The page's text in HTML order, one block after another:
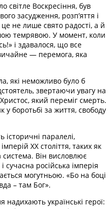
світле Воскресіння, був
засудження, розп’яття і
не лише свято радості, а й
темрявою. У момент, коли
і здавалося, що все
— перемога, яка
які неможливо було б
звертаючи увагу на
який переміг смерть.
боротьбі за життя, свободу
паралелі,
XX століття, таких як
Він висловлює
сучасна російська імперія
могутньою. «Бо на боці
– там Бог».
українські герої: